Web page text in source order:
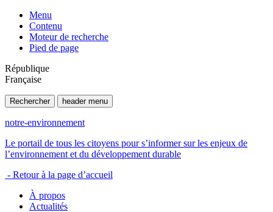
Menu
Contenu
Moteur de recherche
Pied de page
République
Française
Rechercher header menu
notre-environnement
Le portail de tous les citoyens pour s’informer sur les enjeux de
l’environnement et du développement durable
- Retour à la page d’accueil
À propos
Actualités